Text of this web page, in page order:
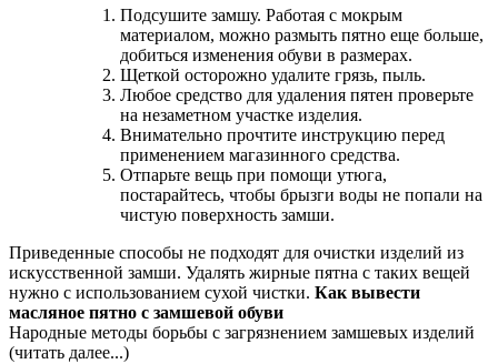
Подсушите замшу. Работая с мокрым
материалом, можно размыть пятно еще больше,
добиться изменения обуви в размерах.
Щеткой осторожно удалите грязь, пыль.
Любое средство для удаления пятен проверьте
на незаметном участке изделия.
Внимательно прочтите инструкцию перед
применением магазинного средства.
Отпарьте вещь при помощи утюга,
постарайтесь, чтобы брызги воды не попали на
чистую поверхность замши.
Приведенные способы не подходят для очистки изделий из
искусственной замши. Удалять жирные пятна с таких вещей
нужно с использованием сухой чистки. Как вывести
масляное пятно с замшевой обуви
Народные методы борьбы с загрязнением замшевых изделий
(читать далее...)